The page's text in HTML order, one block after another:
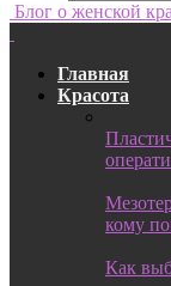
Блог о женской
Главная
Красота
кому
Как